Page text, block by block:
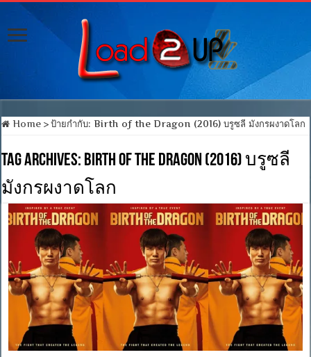
Home > ป้ายกำกับ:Birth of the Dragon (2016) บรูซลี มังกรผงาดโลก
Tag Archives: Birth of the Dragon (2016) บรูซลี
มังกรผงาดโลก